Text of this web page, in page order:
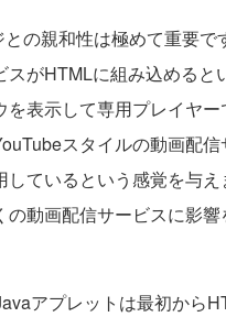
の親和性は極めて重要で
がHTMLに組み込めると
表示して専用プレイヤ
スタイルの動画配
ているという感覚を与え
動画配信サービスに影響
アプレットは最初から